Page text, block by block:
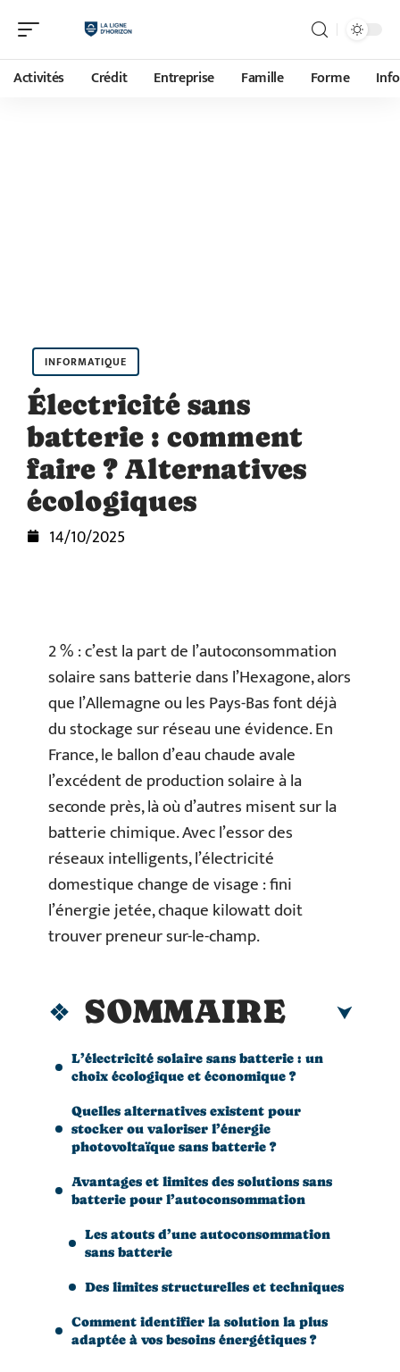
Activités Crédit Entreprise Famille Forme
INFORMATIQUE
Électricité sans
batterie : comment
faire ? Alternatives
écologiques
14/10/2025
2 % : c’est la part de l’autoconsommation
solaire sans batterie dans l’Hexagone, alors
que l’Allemagne ou les Pays-Bas font déjà
du stockage sur réseau une évidence. En
France, le ballon d’eau chaude avale
l’excédent de production solaire à la
seconde près, là où d’autres misent sur la
batterie chimique. Avec l’essor des
réseaux intelligents, l’électricité
domestique change de visage : fini
l’énergie jetée, chaque kilowatt doit
trouver preneur sur-le-champ.
SOMMAIRE
L’électricité solaire sans batterie : un
choix écologique et économique ?
Quelles alternatives existent pour
stocker ou valoriser l’énergie
photovoltaïque sans batterie ?
Avantages et limites des solutions sans
batterie pour l’autoconsommation
Les atouts d’une autoconsommation
sans batterie
Des limites structurelles et techniques
Comment identifier la solution la plus
adaptée à vos besoins énergétiques ?